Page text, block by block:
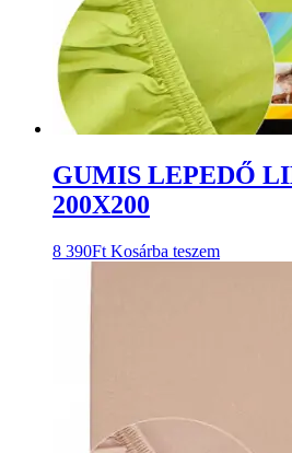
GUMIS LEPEDŐ
200X200
8 390Ft Kosárba teszem